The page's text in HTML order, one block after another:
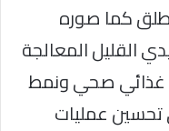
كما صوره
القليل المعالجة
غذائي صحي ونمط
عمليات